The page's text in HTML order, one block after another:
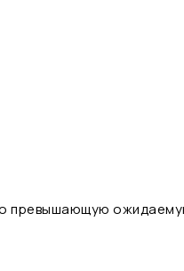
превышающую